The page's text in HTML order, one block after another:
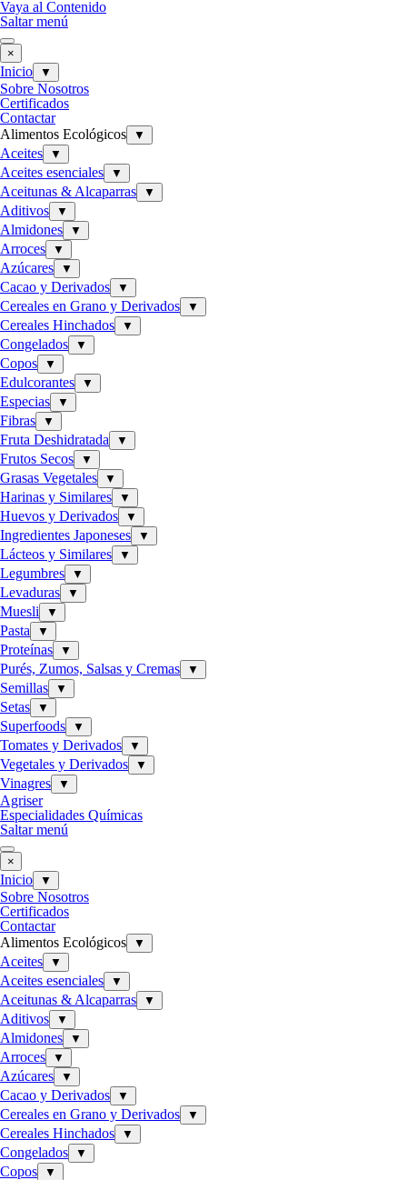
Vaya al Contenido
Saltar menú
×
Inicio ▼
Sobre Nosotros
Certificados
Contactar
Alimentos Ecológicos
▼
Aceites ▼
Aceites esenciales ▼
Aceitunas & Alcaparras ▼
Aditivos ▼
Almidones ▼
Arroces ▼
Azúcares ▼
Cacao y Derivados ▼
Cereales en Grano y Derivados ▼
Cereales Hinchados ▼
Congelados ▼
Copos ▼
Edulcorantes ▼
Especias ▼
Fibras ▼
Fruta Deshidratada ▼
Frutos Secos ▼
Grasas Vegetales ▼
Harinas y Similares ▼
Huevos y Derivados ▼
Ingredientes Japoneses ▼
Lácteos y Similares ▼
Legumbres ▼
Levaduras ▼
Muesli ▼
Pasta ▼
Proteínas ▼
Purés, Zumos, Salsas y Cremas ▼
Semillas ▼
Setas ▼
Superfoods ▼
Tomates y Derivados ▼
Vegetales y Derivados ▼
Vinagres ▼
Agriser
Especialidades Químicas
Saltar menú
×
Inicio ▼
Sobre Nosotros
Certificados
Contactar
Alimentos Ecológicos
▼
Aceites ▼
Aceites esenciales ▼
Aceitunas & Alcaparras ▼
Aditivos ▼
Almidones ▼
Arroces ▼
Azúcares ▼
Cacao y Derivados ▼
Cereales en Grano y Derivados ▼
Cereales Hinchados ▼
Congelados ▼
Copos ▼